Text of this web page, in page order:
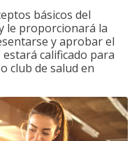
básicos del
le proporcionará la
y aprobar el
estará calificado para
club de salud en